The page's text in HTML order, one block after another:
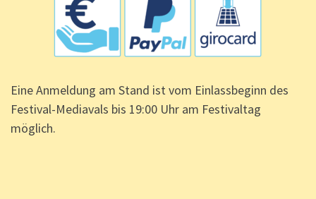
Eine Anmeldung am Stand ist vom Einlassbeginn des
Festival-Mediavals bis 19:00 Uhr am Festivaltag
möglich.